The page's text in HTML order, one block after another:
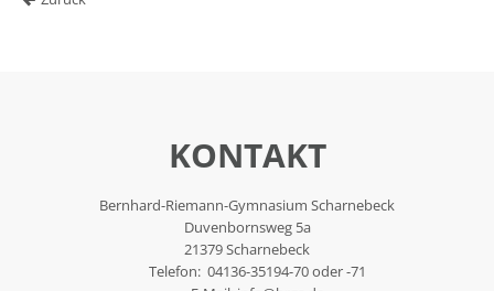
KONTAKT
Bernhard-Riemann-Gymnasium Scharnebeck
Duvenbornsweg 5a
21379 Scharnebeck
Telefon: 04136-35194-70 oder -71